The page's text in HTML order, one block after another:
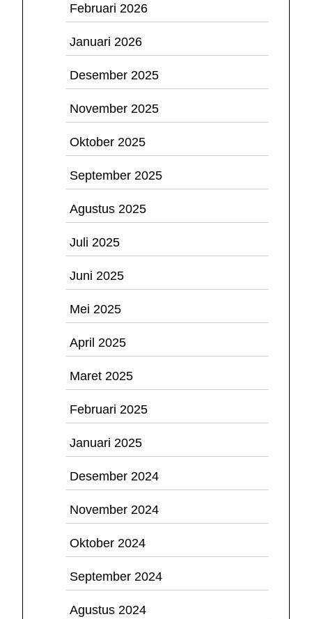
Februari 2026
Januari 2026
Desember 2025
November 2025
Oktober 2025
September 2025
Agustus 2025
Juli 2025
Juni 2025
Mei 2025
April 2025
Maret 2025
Februari 2025
Januari 2025
Desember 2024
November 2024
Oktober 2024
September 2024
Agustus 2024